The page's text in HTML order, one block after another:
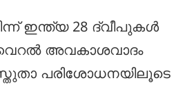
ഇന്ത്യ 28 ദ്വീപുകൾ
അവകാശവാദം
പരിശോധനയിലൂടെ